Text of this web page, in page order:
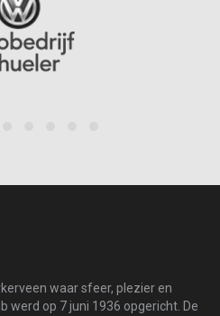
waar sfeer, plezier en
werd op 7 juni 1936 opgericht. De